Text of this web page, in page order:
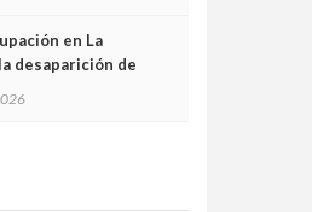
en La
desaparición de